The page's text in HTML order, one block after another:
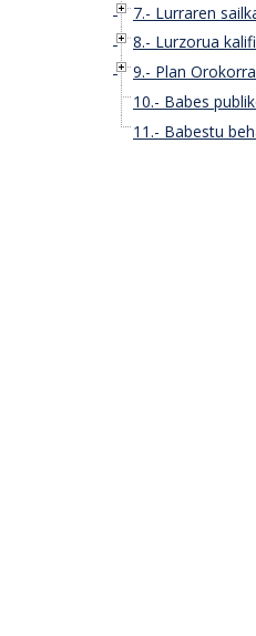
7.- Lurraren
8.- Lurzorua
9.- Plan
10.- Babes
11.- Babestu